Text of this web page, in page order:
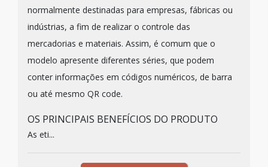
normalmente destinadas para empresas, fábricas ou
indústrias, a fim de realizar o controle das
mercadorias e materiais. Assim, é comum que o
modelo apresente diferentes séries, que podem
conter informações em códigos numéricos, de barra
ou até mesmo QR code.
OS PRINCIPAIS BENEFÍCIOS DO PRODUTO
As eti...